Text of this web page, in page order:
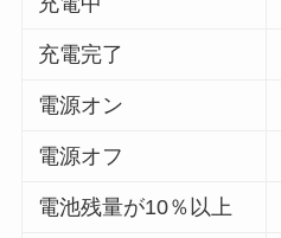
充電完了
電源オン
電源オフ
電池残量が10％以上